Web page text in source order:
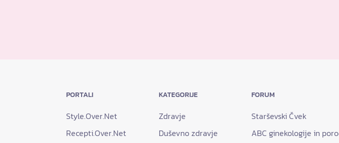
PORTALI
Style.Over.Net
Recepti.Over.Net
KATEGORIJE
Zdravje
Duševno zdravje
FORUM
Starševski Čvek
ABC ginekologije in